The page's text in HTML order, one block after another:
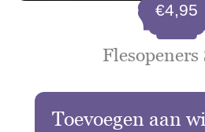
Flesopeners
€4,95
Toevoegen aan